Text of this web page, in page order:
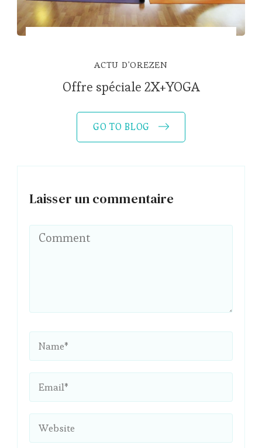
ACTU D'OREZEN
Offre spéciale 2X+YOGA
GO TO BLOG
Laisser un commentaire